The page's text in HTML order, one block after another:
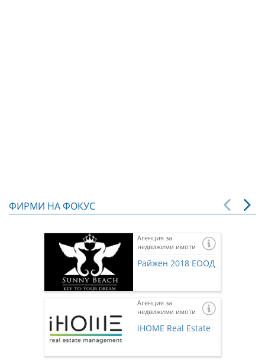
ФИРМИ НА ФОКУС
Агенция за
недвижими имоти
Райжен 2018 ЕООД
Агенция за
недвижими имоти
iHOME Real Estate